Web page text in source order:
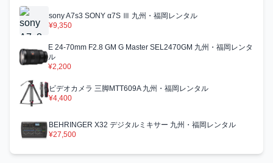
sony A7s3 SONY α7S Ⅲ 九州・福岡レンタル
¥9,350
E 24-70mm F2.8 GM G Master SEL2470GM 九州・福岡レンタ
ル
¥2,200
ビデオカメラ 三脚MTT609A 九州・福岡レンタル
¥4,400
BEHRINGER X32 デジタルミキサー 九州・福岡レンタル
¥27,500